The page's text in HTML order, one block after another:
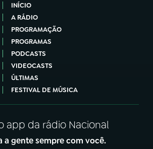
INÍCIO
A RÁDIO
PROGRAMAÇÃO
PROGRAMAS
PODCASTS
VIDEOCASTS
ÚLTIMAS
FESTIVAL DE MÚSICA
app da rádio Nacional
a gente sempre com você.